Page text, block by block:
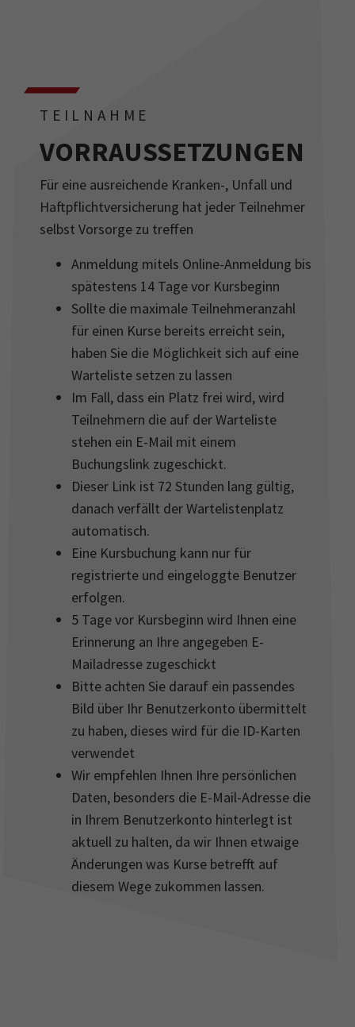
TEILNAHME
VORRAUSSETZUNGEN
Für eine ausreichende Kranken-, Unfall und
Haftpflichtversicherung hat jeder Teilnehmer
selbst Vorsorge zu treffen
Anmeldung mitels Online-Anmeldung bis
spätestens 14 Tage vor Kursbeginn
Sollte die maximale Teilnehmeranzahl
für einen Kurse bereits erreicht sein,
haben Sie die Möglichkeit sich auf eine
Warteliste setzen zu lassen
Im Fall, dass ein Platz frei wird, wird
Teilnehmern die auf der Warteliste
stehen ein E-Mail mit einem
Buchungslink zugeschickt.
Dieser Link ist 72 Stunden lang gültig,
danach verfällt der Wartelistenplatz
automatisch.
Eine Kursbuchung kann nur für
registrierte und eingeloggte Benutzer
erfolgen.
5 Tage vor Kursbeginn wird Ihnen eine
Erinnerung an Ihre angegeben E-
Mailadresse zugeschickt
Bitte achten Sie darauf ein passendes
Bild über Ihr Benutzerkonto übermittelt
zu haben, dieses wird für die ID-Karten
verwendet
Wir empfehlen Ihnen Ihre persönlichen
Daten, besonders die E-Mail-Adresse die
in Ihrem Benutzerkonto hinterlegt ist
aktuell zu halten, da wir Ihnen etwaige
Änderungen was Kurse betrefft auf
diesem Wege zukommen lassen.